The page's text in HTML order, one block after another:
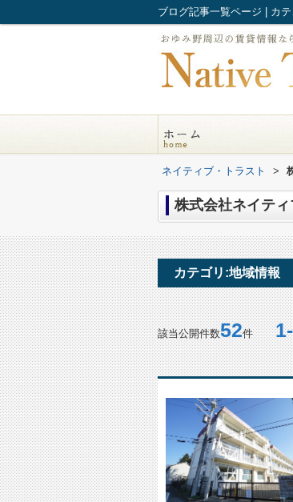
ブログ記事一覧ページ | カ
ネイティブ・トラスト >
株式会社ネイテ
カテゴリ:地域情報
該当公開件数52件1-